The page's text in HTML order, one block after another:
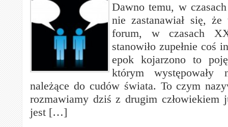
Dawno temu, w
nie zastanawiał się,
forum, w czasach
stanowiło zupełnie coś
epok kojarzono to
którym występowały
należące do cudów świata. To czym
rozmawiamy dziś z drugim człowiekiem
jest […]